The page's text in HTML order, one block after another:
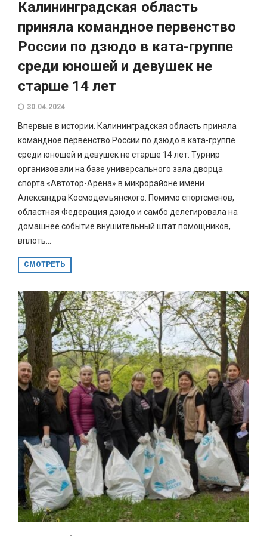
Калининградская область
приняла командное первенство
России по дзюдо в ката-группе
среди юношей и девушек не
старше 14 лет
30.04.2024
Впервые в истории. Калининградская область приняла
командное первенство России по дзюдо в ката-группе
среди юношей и девушек не старше 14 лет. Турнир
организовали на базе универсального зала дворца
спорта «Автотор-Арена» в микрорайоне имени
Александра Космодемьянского. Помимо спортсменов,
областная Федерация дзюдо и самбо делегировала на
домашнее событие внушительный штат помощников,
вплоть...
СМОТРЕТЬ